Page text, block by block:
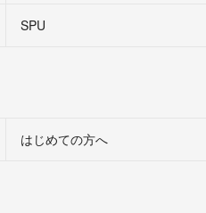
SPU
はじめての方へ